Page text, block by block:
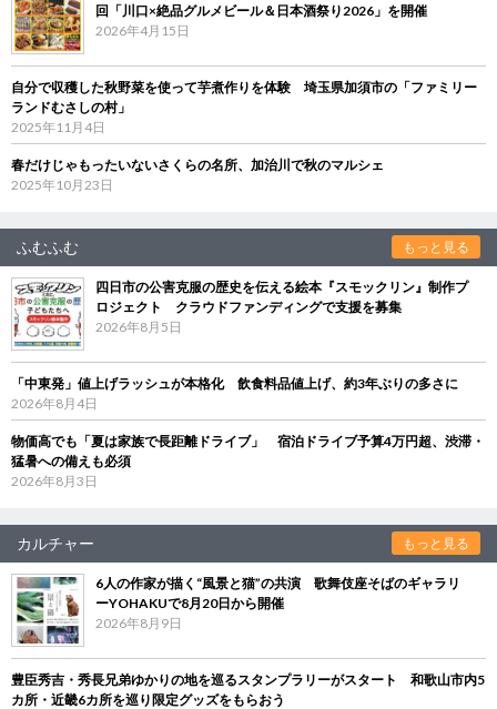
回「川口×絶品グルメビール＆日本酒祭り2026」を開催
2026年4月15日
自分で収穫した秋野菜を使って芋煮作りを体験 埼玉県加須市の「ファミリー
ランドむさしの村」
2025年11月4日
春だけじゃもったいないさくらの名所、加治川で秋のマルシェ
2025年10月23日
ふむふむ もっと見る
四日市の公害克服の歴史を伝える絵本『スモックリン』制作プ
ロジェクト クラウドファンディングで支援を募集
2026年8月5日
「中東発」値上げラッシュが本格化 飲食料品値上げ、約3年ぶりの多さに
2026年8月4日
物価高でも「夏は家族で長距離ドライブ」 宿泊ドライブ予算4万円超、渋滞・
猛暑への備えも必須
2026年8月3日
カルチャー もっと見る
6人の作家が描く“風景と猫”の共演 歌舞伎座そばのギャラリ
ーYOHAKUで8月20日から開催
2026年8月9日
豊臣秀吉・秀長兄弟ゆかりの地を巡るスタンプラリーがスタート 和歌山市内5
カ所・近畿6カ所を巡り限定グッズをもらおう